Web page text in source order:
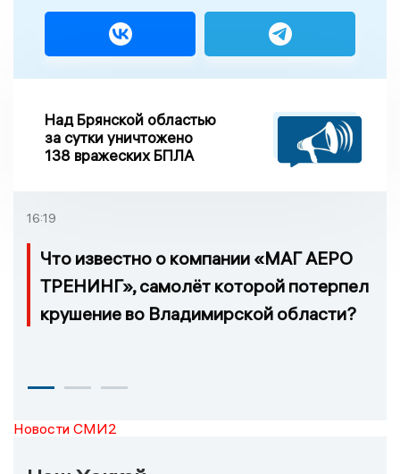
Над Брянской областью
за сутки уничтожено
138 вражеских БПЛА
16:19
Что известно о компании «МАГ АЕРО
ТРЕНИНГ», самолёт которой потерпел
крушение во Владимирской области?
Новости СМИ2